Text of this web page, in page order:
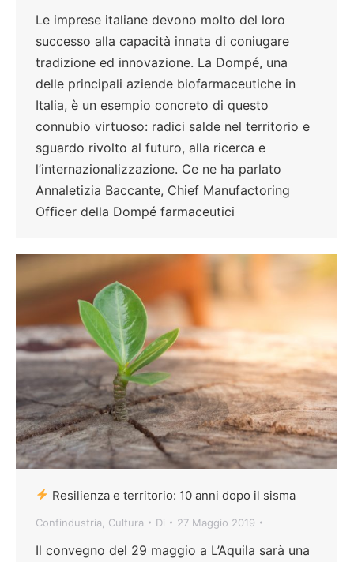
Le imprese italiane devono molto del loro
successo alla capacità innata di coniugare
tradizione ed innovazione. La Dompé, una
delle principali aziende biofarmaceutiche in
Italia, è un esempio concreto di questo
connubio virtuoso: radici salde nel territorio e
sguardo rivolto al futuro, alla ricerca e
l’internazionalizzazione. Ce ne ha parlato
Annaletizia Baccante, Chief Manufactoring
Officer della Dompé farmaceutici
Resilienza e territorio: 10 anni dopo il sisma
Confindustria Cultura Di 27 Maggio 2019
Il convegno del 29 maggio a L’Aquila sarà una